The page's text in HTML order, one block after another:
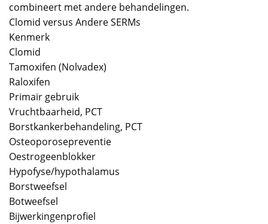
combineert met andere behandelingen.
Clomid versus Andere SERMs
Kenmerk
Clomid
Tamoxifen (Nolvadex)
Raloxifen
Primair gebruik
Vruchtbaarheid, PCT
Borstkankerbehandeling, PCT
Osteoporosepreventie
Oestrogeenblokker
Hypofyse/hypothalamus
Borstweefsel
Botweefsel
Bijwerkingenprofiel